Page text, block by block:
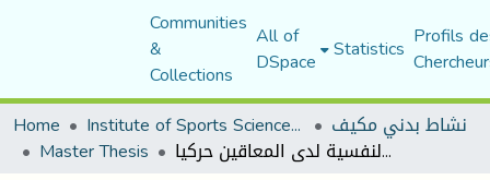
Communities
&
Collections
All of
DSpace Statistics Profils
Home
Institute of Sports Sciences and Techniques نشاط بدني مكيف
Master Thesis دور النشاط البدني المكيف في تنمية المهارات النفسية لدى المعاقين حركيا